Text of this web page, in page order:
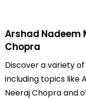
Arshad Nadeem
Chopra
Discover a variety
including topics like
Neeraj Chopra and